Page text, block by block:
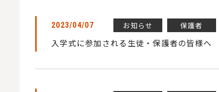
2023/04/07 お知らせ 保護者
入学式に参加される生徒・保護者の皆様へ